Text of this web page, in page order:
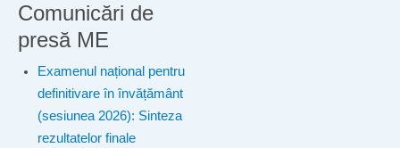
Comunicări de
presă ME
Examenul național pentru
definitivare în învățământ
(sesiunea 2026): Sinteza
rezultatelor finale